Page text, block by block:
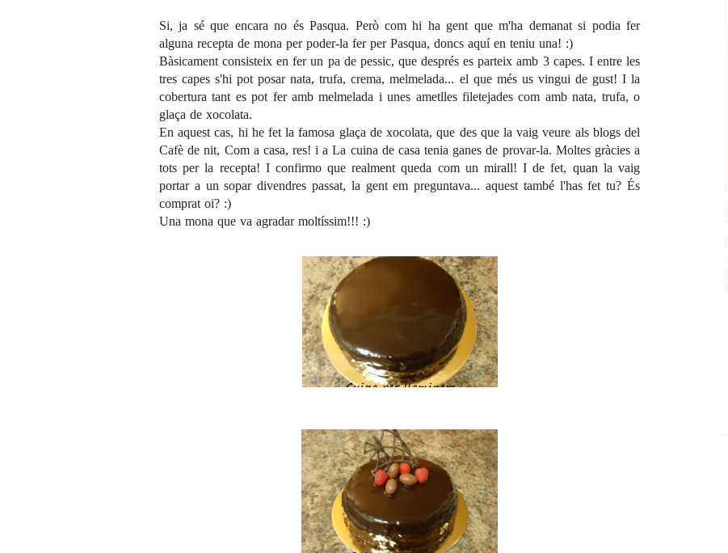
Si, ja sé que encara no és Pasqua. Però com hi ha gent que m'ha demanat si podia fer
alguna recepta de mona per poder-la fer per Pasqua, doncs aquí en teniu una! :)
Bàsicament consisteix en fer un pa de pessic, que després es parteix amb 3 capes. I entre les
tres capes s'hi pot posar nata, trufa, crema, melmelada... el que més us vingui de gust! I la
cobertura tant es pot fer amb melmelada i unes ametlles filetejades com amb nata, trufa, o
glaça de xocolata.
En aquest cas, hi he fet la famosa glaça de xocolata, que des que la vaig veure als blogs del
Cafè de nit, Com a casa, res! i aLa cuina de casa tenia ganes de provar-la. Moltes gràcies a
tots per la recepta! I confirmo que realment queda com un mirall! I de fet, quan la vaig
portar a un sopar divendres passat, la gent em preguntava... aquest també l'has fet tu? És
comprat oi? :)
Una mona que va agradar moltíssim!!! :)